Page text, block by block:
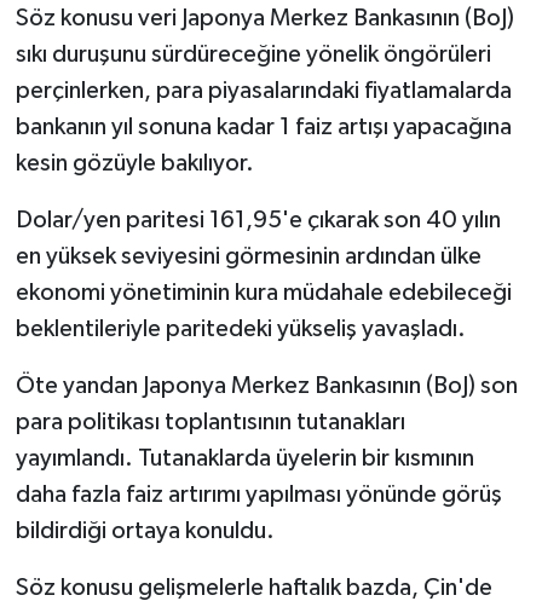
Söz konusu veri Japonya Merkez Bankasının (BoJ)
sıkı duruşunu sürdüreceğine yönelik öngörüleri
perçinlerken, para piyasalarındaki fiyatlamalarda
bankanın yıl sonuna kadar 1 faiz artışı yapacağına
kesin gözüyle bakılıyor.
Dolar/yen paritesi 161,95'e çıkarak son 40 yılın
en yüksek seviyesini görmesinin ardından ülke
ekonomi yönetiminin kura müdahale edebileceği
beklentileriyle paritedeki yükseliş yavaşladı.
Öte yandan Japonya Merkez Bankasının (BoJ) son
para politikası toplantısının tutanakları
yayımlandı. Tutanaklarda üyelerin bir kısmının
daha fazla faiz artırımı yapılması yönünde görüş
bildirdiği ortaya konuldu.
Söz konusu gelişmelerle haftalık bazda, Çin'de